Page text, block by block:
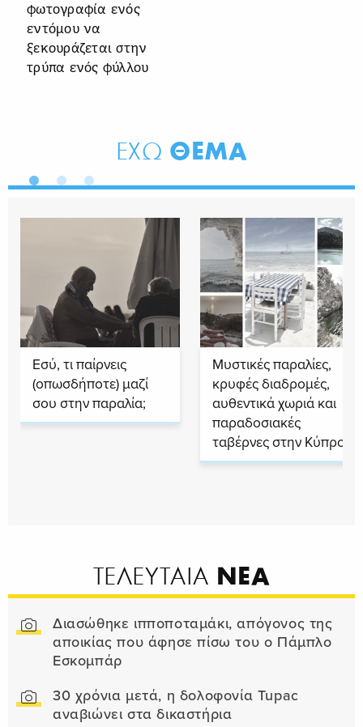
φωτογραφία ενός
εντόμου να
ξεκουράζεται στην
τρύπα ενός φύλλου
ΕΧΩ ΘΕΜΑ
Εσύ, τι παίρνεις
(οπωσδήποτε) μαζί
σου στην παραλία;
Μυστικές παραλίες,
κρυφές διαδρομές,
αυθεντικά χωριά και
παραδοσιακές
ταβέρνες στην Κύπρο
ΤΕΛΕΥΤΑΙΑ ΝΕΑ
Διασώθηκε ιπποποταμάκι, απόγονος της
αποικίας που άφησε πίσω του ο Πάμπλο
Εσκομπάρ
30 χρόνια μετά, η δολοφονία Tupac
αναβιώνει στα δικαστήρια